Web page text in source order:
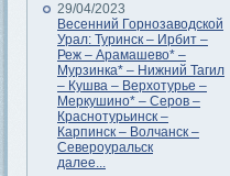
29/04/2023
Весенний Горнозаводской
Урал: Туринск – Ирбит –
Реж – Арамашево* –
Мурзинка* – Нижний Тагил
– Кушва – Верхотурье –
Меркушино* – Серов –
Краснотурьинск –
Карпинск – Волчанск –
Североуральск
далее...